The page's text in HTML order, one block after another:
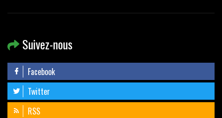
Suivez-nous
Facebook
Twitter
RSS